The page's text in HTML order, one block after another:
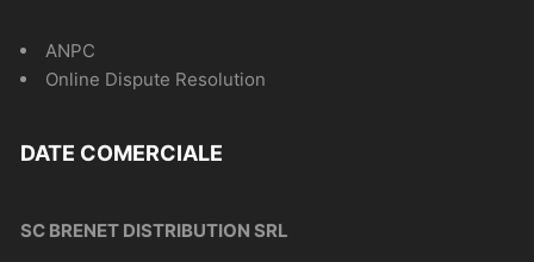
ANPC
Online Dispute Resolution
DATE COMERCIALE
SC BRENET DISTRIBUTION SRL